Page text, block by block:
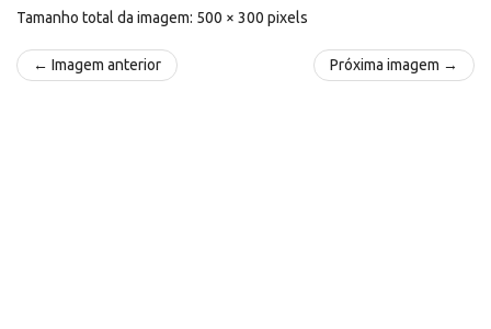
Tamanho total da imagem: 500 × 300 pixels
← Imagem anterior Próxima imagem →